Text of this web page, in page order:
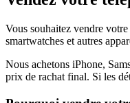
Vous souhaitez vendre
smartwatches et autres
Nous achetons iPhone,
prix de rachat final. Si les